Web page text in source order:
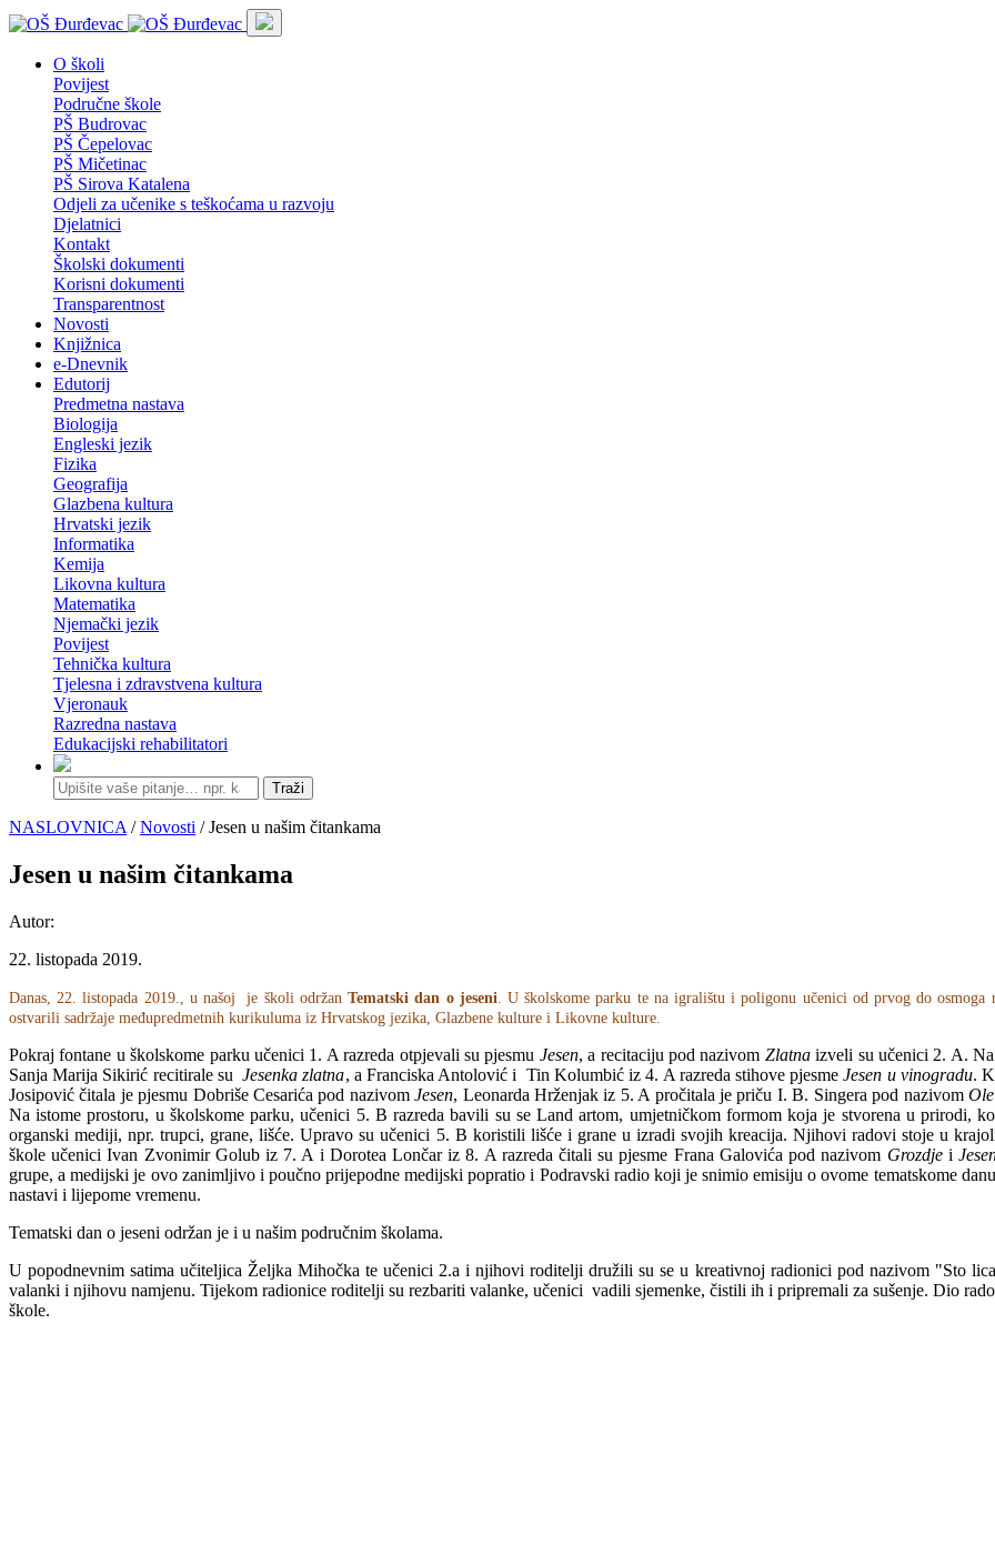
O školi
Povijest
Područne škole
PŠ Budrovac
PŠ Čepelovac
PŠ Mičetinac
PŠ Sirova Katalena
Odjeli za učenike s teškoćama u razvoju
Djelatnici
Kontakt
Školski dokumenti
Korisni dokumenti
Transparentnost
Novosti
Knjižnica
e-Dnevnik
Edutorij
Predmetna nastava
Biologija
Engleski jezik
Fizika
Geografija
Glazbena kultura
Hrvatski jezik
Informatika
Kemija
Likovna kultura
Matematika
Njemački jezik
Povijest
Tehnička kultura
Tjelesna i zdravstvena kultura
Vjeronauk
Razredna nastava
Edukacijski rehabilitatori
Traži
NASLOVNICA /Novosti / Jesen u našim čitankama
Jesen u našim čitankama
Autor:
22. listopada 2019.
Danas, 22. listopada 2019., u našoj je školi održanTematski dan o jeseni . U školskome parku te na igralištu i poligonu učenici od prvog do
ostvarili sadržaje međupredmetnih kurikuluma iz Hrvatskog jezika, Glazbene kulture i Likovne kulture.
Pokraj fontane u školskome parku učenici 1. A razreda otpjevali su pjesmu Jesen, a recitaciju pod nazivom Zlatnaizveli su učenici 2. A. Na
Sanja Marija Sikirić recitirale suJesenka zlatna, a Franciska Antolović i Tin Kolumbić iz 4. A razreda stihove pjesmeJesen u vinogradu.
Josipović čitala je pjesmu Dobriše Cesarića pod nazivomJesen, Leonarda Hrženjak iz 5. A pročitala je priču I. B. Singera pod nazivom
Na istome prostoru, u školskome parku, učenici 5. B razreda bavili su se Land artom, umjetničkom formom koja je stvorena u prirodi,
organski mediji, npr. trupci, grane, lišće. Upravo su učenici 5. B koristili lišće i grane u izradi svojih kreacija. Njihovi radovi stoje u
škole učenici Ivan Zvonimir Golub iz 7. A i Dorotea Lončar iz 8. A razreda čitali su pjesme Frana Galovića pod nazivom Grozdjei
grupe, a medijski je ovo zanimljivo i poučno prijepodne medijski popratio i Podravski radio koji je snimio emisiju o ovome tematskome
nastavi i lijepome vremenu.
Tematski dan o jeseni održan je i u našim područnim školama.
U popodnevnim satima učiteljica Željka Mihočka te učenici 2.a i njihovi roditelji družili su se u kreativnoj radionici pod nazivom "Sto
valanki i njihovu namjenu. Tijekom radionice roditelji su rezbariti valanke, učenici vadili sjemenke, čistili ih i pripremali za sušenje. Dio
škole.